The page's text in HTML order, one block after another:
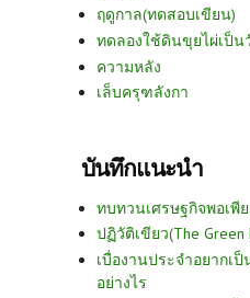
ฤดูกาล(ทดสอบเขียน)
ทดลองใช้ดินขุยไผ่เป็
ความหลัง
เล็บครุฑลังกา
บันทึกแนะนำ
ทบทวนเศรษฐกิจพอเพีย
ปฏิวัติเขียว(The Green
เบื่องานประจำอยากเ
อย่างไร